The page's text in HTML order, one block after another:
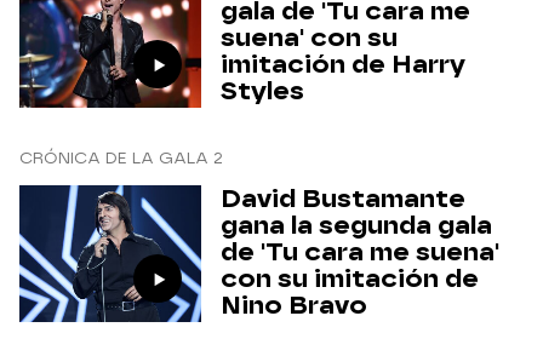
gala de 'Tu cara me
suena' con su
imitación de Harry
Styles
CRÓNICA DE LA GALA 2
David Bustamante
gana la segunda gala
de 'Tu cara me suena'
con su imitación de
Nino Bravo